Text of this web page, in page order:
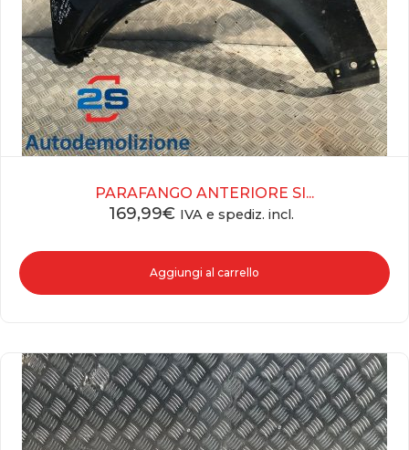
PARAFANGO ANTERIORE SI...
169,99€ IVA e spediz. incl.
Aggiungi al carrello